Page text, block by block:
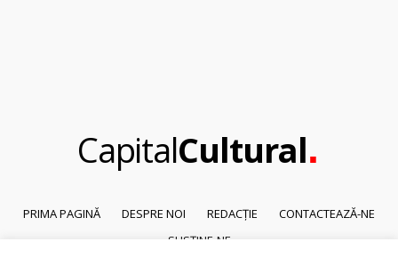
CapitalCultural.
PRIMA PAGINĂ DESPRE NOI REDACȚIE
CONTACTEAZĂ-NE
SUSȚINE-NE